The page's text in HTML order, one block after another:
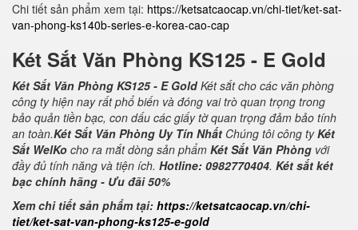
Chi tiết sản phẩm xem tại: https://ketsatcaocap.vn/chi-tiet/ket-sat-
van-phong-ks140b-series-e-korea-cao-cap
Két Sắt Văn Phòng KS125 - E Gold
Két Sắt Văn Phòng KS125 - E GoldKét sắt cho các văn phòng
công ty hiện nay rất phổ biến và đóng vai trò quan trọng trong
bảo quản tiền bạc, con dấu các giấy tờ quan trọng đảm bảo tính
an toàn.Két Sắt Văn Phòng Uy Tín Nhất Chúng tôi công tyKét
Sắt WelKo cho ra mắt dòng sản phẩm Két Sắt Văn Phòng với
đầy đủ tính năng và tiện ích. Hotline: 0982770404. Két sắt két
bạc chính hãng - Ưu đãi 50%
Xem chi tiết sản phẩm tại: https://ketsatcaocap.vn/chi-
tiet/ket-sat-van-phong-ks125-e-gold